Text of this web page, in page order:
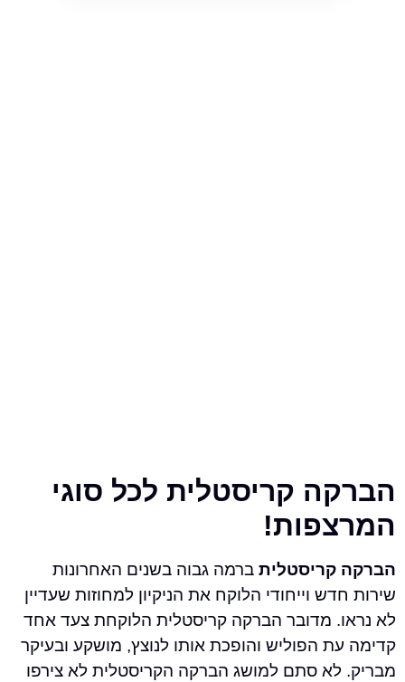
קריסטלית לכל סוגי
ברמה גבוה בשנים האחרונות
וייחודי הלוקח את הניקיון למחוזות שעדיין
מדובר הברקה קריסטלית הלוקחת צעד אחד
הפוליש והופכת אותו לנוצץ, מושקע ובעיקר
סתם למושג הברקה הקריסטלית לא צירפו